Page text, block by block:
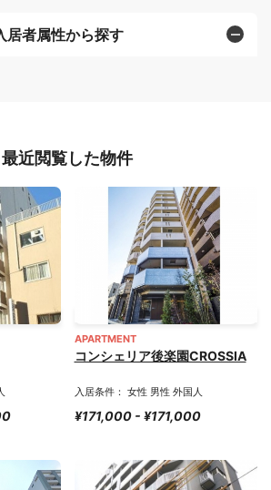
居者属性から探す
最近閲覧した物件
APARTMENT
コンシェリア後楽園CROSSIA
入居条件： 女性 男性 外国人
¥171,000 - ¥171,000